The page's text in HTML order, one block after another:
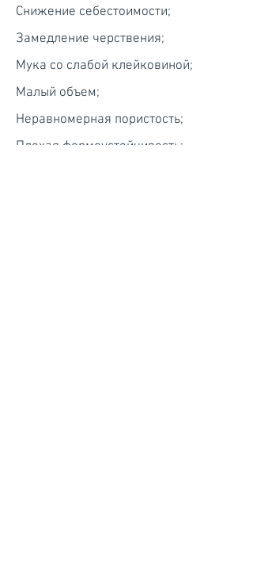
Снижение себестоимости;
Замедление черствения;
Мука со слабой клейковиной;
Малый объем;
Неравномерная пористость;
Плохая формоустойчивость;